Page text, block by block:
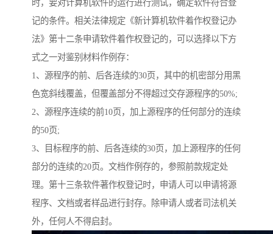
时，要对计算机软件的运行进行测试，确定软件符合登
记的条件。相关法律规定《新计算机软件着作权登记办
法》第十二条申请软件着作权登记的，可以选择以下方
式之一对鉴别材料作例存：
1、源程序的前、后各连续的30页，其中的机密部分用黑
色宽斜线覆盖，但覆盖部分不得超过交存源程序的50%;
2、源程序连续的前10页，加上源程序的任何部分的连续
的50页;
3、目标程序的前、后各连续的30页，加上源程序的任何
部分的连续的20页。文档作例存的，参照前款规定处
理。第十三条软件著作权登记时，申请人可以申请将源
程序、文档或者样品进行封存。除申请人或者司法机关
外，任何人不得启封。